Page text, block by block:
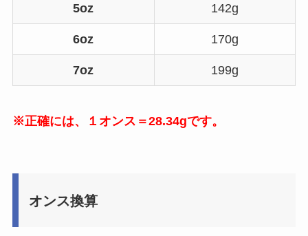
5oz 142g
6oz 170g
7oz 199g
※正確には、１オンス＝28.34gです。
オンス換算